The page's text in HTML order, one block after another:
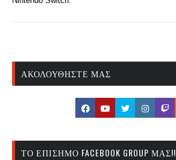
ΑΚΟΛΟΥΘΉΣΤΕ ΜΑΣ
ΤΟ ΕΠΊΣΗΜΟ FACEBOOK GROUP ΜΑΣ!!